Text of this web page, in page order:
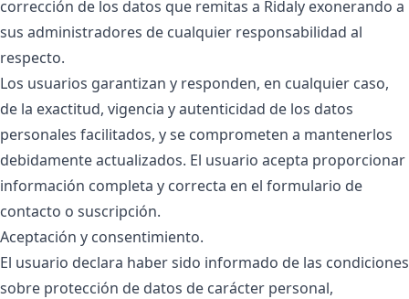
corrección de los datos que remitas a Ridaly exonerando a
sus administradores de cualquier responsabilidad al
respecto.
Los usuarios garantizan y responden, en cualquier caso,
de la exactitud, vigencia y autenticidad de los datos
personales facilitados, y se comprometen a mantenerlos
debidamente actualizados. El usuario acepta proporcionar
información completa y correcta en el formulario de
contacto o suscripción.
Aceptación y consentimiento.
El usuario declara haber sido informado de las condiciones
sobre protección de datos de carácter personal,